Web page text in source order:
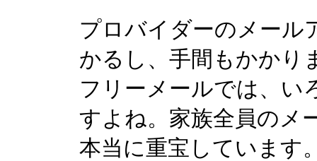
プロバイダーのメール
かるし、手間もかかり
フリーメールでは、い
すよね。家族全員のメ
本当に重宝しています